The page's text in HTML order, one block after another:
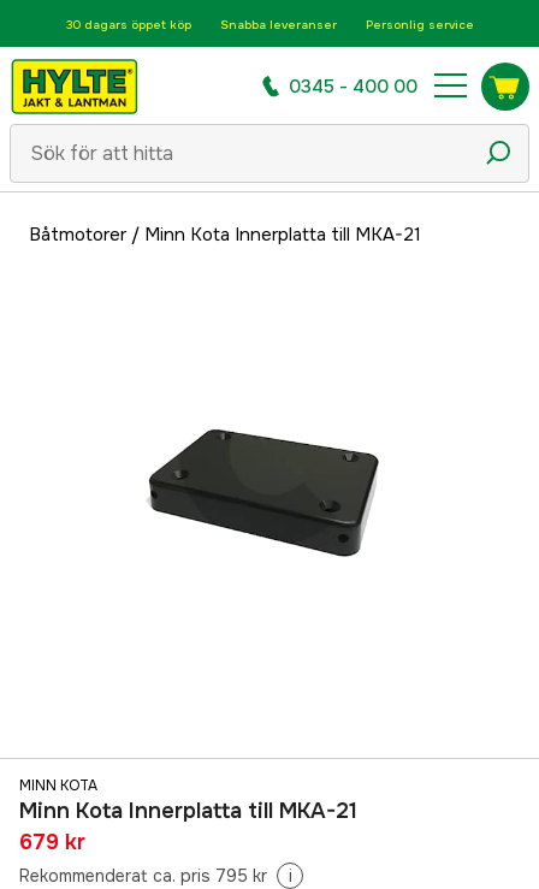
30 dagars öppet köp Snabba leveranser Personlig service
0345 - 400 00
Båtmotorer/ Minn Kota Innerplatta till MKA-21
MINN KOTA
Minn Kota Innerplatta till MKA-21
679 kr
Rekommenderat ca. pris 795 kr i